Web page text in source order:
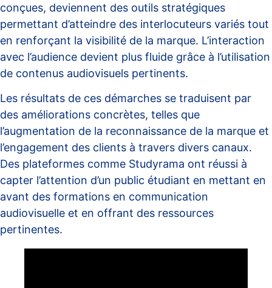
conçues, deviennent des outils stratégiques
permettant d’atteindre des interlocuteurs variés tout
en renforçant la visibilité de la marque. L’interaction
avec l’audience devient plus fluide grâce à l’utilisation
de contenus audiovisuels pertinents.
Les résultats de ces démarches se traduisent par
des améliorations concrètes, telles que
l’augmentation de la reconnaissance de la marque et
l’engagement des clients à travers divers canaux.
Des plateformes comme Studyrama ont réussi à
capter l’attention d’un public étudiant en mettant en
avant des formations en communication
audiovisuelle et en offrant des ressources
pertinentes.